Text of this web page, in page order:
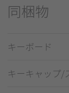
同梱物
キーボード
キーキャップ/